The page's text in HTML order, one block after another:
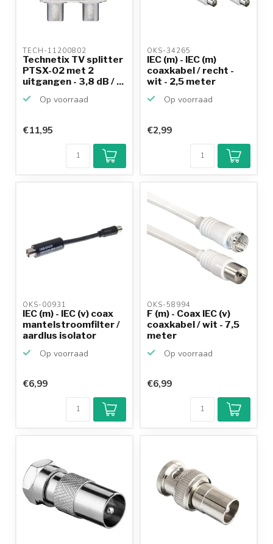
TECH-11200802
Technetix TV splitter
PTSX-02 met 2
uitgangen - 3,8 dB / ...
Op voorraad
€11,95
OKS-34265
IEC (m) - IEC (m)
coaxkabel / recht -
wit - 2,5 meter
Op voorraad
9,2/10
Achteraf
betalen mogelijk
€2,99
OKS-00931
IEC (m) - IEC (v) coax
mantelstroomfilter /
aardlus isolator
Op voorraad
€6,99
OKS-58994
F (m) - Coax IEC (v)
coaxkabel / wit - 7,5
meter
Op voorraad
€6,99